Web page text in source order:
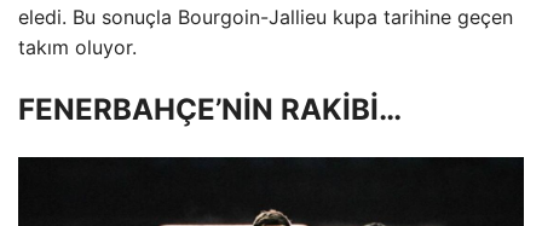
eledi. Bu sonuçla Bourgoin-Jallieu kupa tarihine geçen
takım oluyor.
FENERBAHÇE’NİN RAKİBİ…